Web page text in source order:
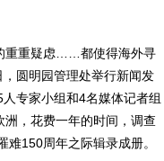
重重疑虑……都使得海外寻
圆明园管理处举行新闻发
专家小组和4名媒体记者组
，花费一年的时间，调查
150周年之际辑录成册。